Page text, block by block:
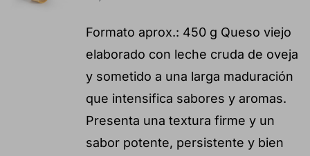
Formato aprox.: 450 g Queso viejo
elaborado con leche cruda de oveja
y sometido a una larga maduración
que intensifica sabores y aromas.
Presenta una textura firme y un
sabor potente, persistente y bien